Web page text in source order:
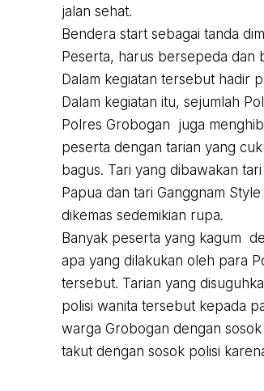
jalan sehat.
Bendera start sebagai tanda
Peserta, harus bersepeda dan
Dalam kegiatan tersebut hadir
Dalam kegiatan itu, sejumlah
Polres Grobogan juga
peserta dengan tarian yang
bagus. Tari yang dibawakan
Papua dan tari Ganggnam Style
dikemas sedemikian rupa.
Banyak peserta yang kagum
apa yang dilakukan oleh para
tersebut. Tarian yang
polisi wanita tersebut kepada
warga Grobogan dengan
takut dengan sosok polisi